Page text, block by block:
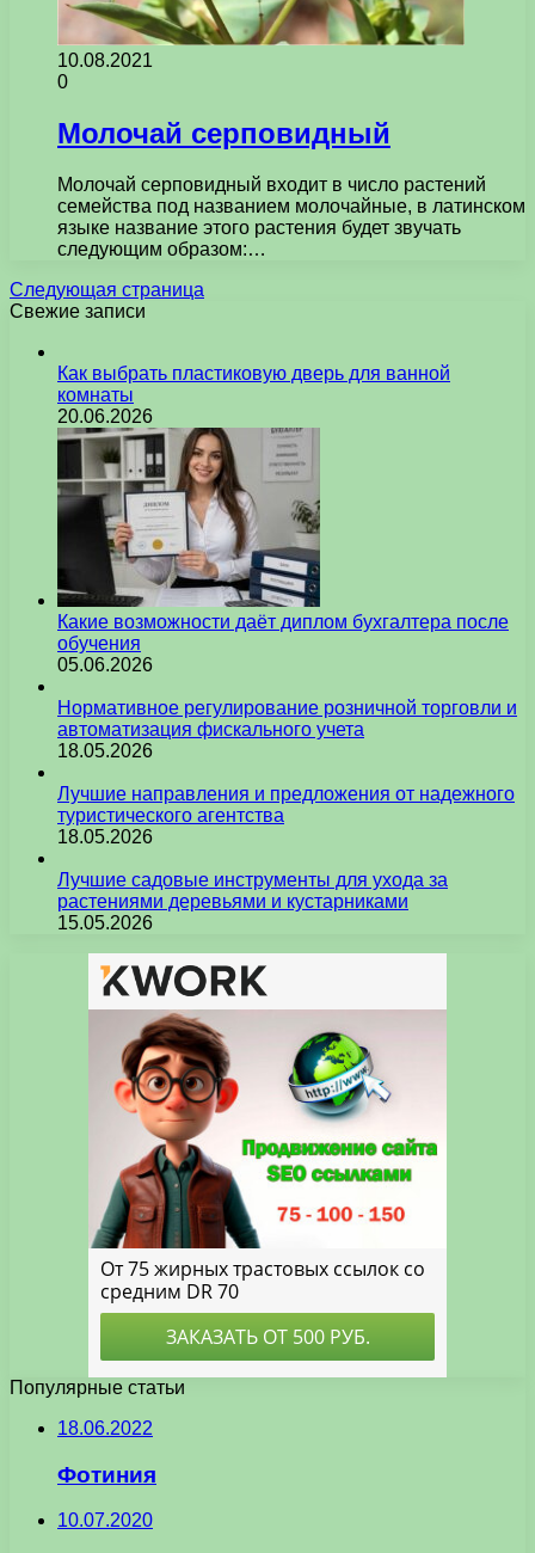
10.08.2021
0
Молочай серповидный
Молочай серповидный входит в число растений
семейства под названием молочайные, в латинском
языке название этого растения будет звучать
следующим образом:…
Следующая страница
Свежие записи
Как выбрать пластиковую дверь для ванной
комнаты
20.06.2026
Какие возможности даёт диплом бухгалтера после
обучения
05.06.2026
Нормативное регулирование розничной торговли и
автоматизация фискального учета
18.05.2026
Лучшие направления и предложения от надежного
туристического агентства
18.05.2026
Лучшие садовые инструменты для ухода за
растениями деревьями и кустарниками
15.05.2026
Популярные статьи
18.06.2022
Фотиния
10.07.2020